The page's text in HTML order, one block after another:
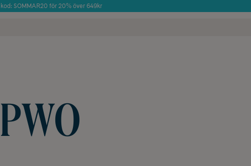
SOMMAR20 för 20% över 649kr
PWO